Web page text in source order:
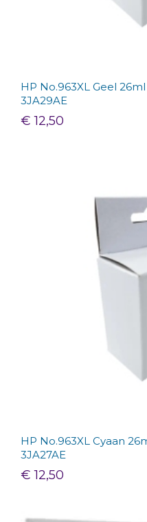
HP No.963XL Geel
3JA29AE
€ 12,50
HP No.963XL Cyaan
3JA27AE
€ 12,50